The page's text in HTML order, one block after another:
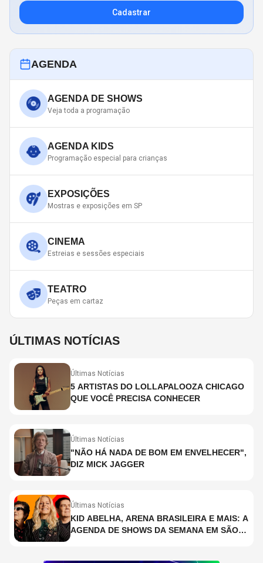
Cadastrar
AGENDA
AGENDA DE SHOWS
Veja toda a programação
AGENDA KIDS
Programação especial para crianças
EXPOSIÇÕES
Mostras e exposições em SP
CINEMA
Estreias e sessões especiais
TEATRO
Peças em cartaz
ÚLTIMAS NOTÍCIAS
Últimas Notícias
5 ARTISTAS DO LOLLAPALOOZA CHICAGO
QUE VOCÊ PRECISA CONHECER
Últimas Notícias
"NÃO HÁ NADA DE BOM EM ENVELHECER",
DIZ MICK JAGGER
Últimas Notícias
KID ABELHA, ARENA BRASILEIRA E MAIS: A
AGENDA DE SHOWS DA SEMANA EM SÃO